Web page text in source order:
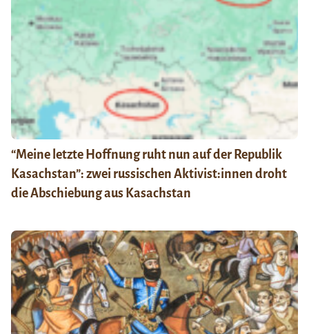
“Meine letzte Hoffnung ruht nun auf der Republik
Kasachstan”: zwei russischen Aktivist:innen droht
die Abschiebung aus Kasachstan